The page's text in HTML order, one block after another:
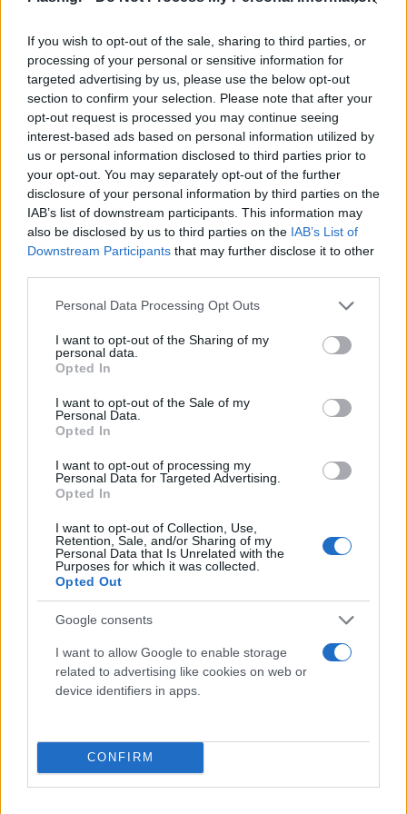
If you wish to opt-out of the sale, sharing to third parties, or
processing of your personal or sensitive information for
targeted advertising by us, please use the below opt-out
section to confirm your selection. Please note that after your
opt-out request is processed you may continue seeing
interest-based ads based on personal information utilized by
us or personal information disclosed to third parties prior to
your opt-out. You may separately opt-out of the further
disclosure of your personal information by third parties on the
IAB’s list of downstream participants. This information may
also be disclosed by us to third parties on the IAB’s List of
Downstream Participants that may further disclose it to other
Please note that this website/app uses one or more Google
not limited to your visit or usage behaviour. You may click to
grant or deny consent to Google and its third-party tags to
use your data for below specified purposes in below Google
consent section.
Personal Data Processing Opt Outs
I want to opt-out of the Sharing of my
personal data.
Opted In
I want to opt-out of the Sale of my
Personal Data.
Opted In
I want to opt-out of processing my
Personal Data for Targeted Advertising.
Opted In
I want to opt-out of Collection, Use,
Retention, Sale, and/or Sharing of my
Personal Data that Is Unrelated with the
Purposes for which it was collected.
Opted Out
Google consents
I want to allow Google to enable storage
related to advertising like cookies on web or
device identifiers in apps.
CONFIRM
Βλέποντας τη σύζυγό του να απομακρύνεται
διακριτικά, συνέχισε με μία ακόμη απολαυστική
ατάκα:
κέντρο η κυρία», προκαλώντας ακόμη περισσότερα
γέλια στην πλατεία.